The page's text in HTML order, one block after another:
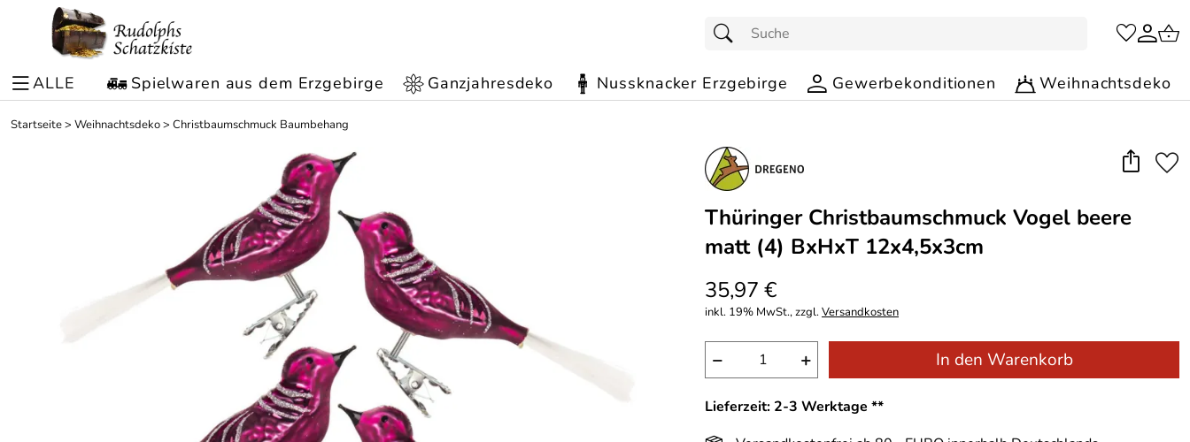
ALLE Spielwaren aus dem Erzgebirge Ganzjahresdeko Nussknacker Erzgebirge Gewerbekonditionen Weihnachtsdeko
Startseite> Weihnachtsdeko> Christbaumschmuck Baumbehang
Thüringer Christbaumschmuck Vogel beere
matt (4) BxHxT 12x4,5x3cm
35,97 €
inkl. 19% MwSt., zzgl.Versandkosten
− + In den Warenkorb
Lieferzeit: 2-3 Werktage **